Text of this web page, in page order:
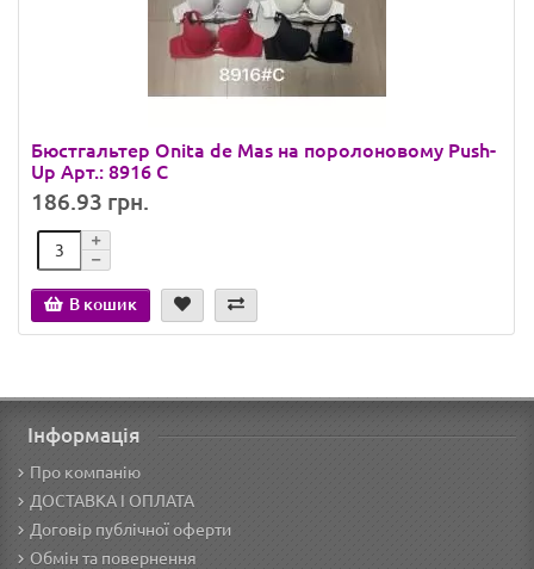
Бюстгальтер Onita de Mas на поролоновому Push-
Up Арт.: 8916 C
186.93 грн.
В кошик
Інформація
Про компанію
ДОСТАВКА І ОПЛАТА
Договір публічної оферти
Обмін та повернення